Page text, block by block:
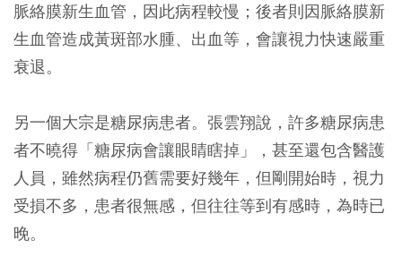
脈絡膜新生血管，因此病程較慢；後者則因脈絡膜新
生血管造成黃斑部水腫、出血等，會讓視力快速嚴重
衰退。
另一個大宗是糖尿病患者。張雲翔說，許多糖尿病患
者不曉得「糖尿病會讓眼睛瞎掉」，甚至還包含醫護
人員，雖然病程仍舊需要好幾年，但剛開始時，視力
受損不多，患者很無感，但往往等到有感時，為時已
晚。